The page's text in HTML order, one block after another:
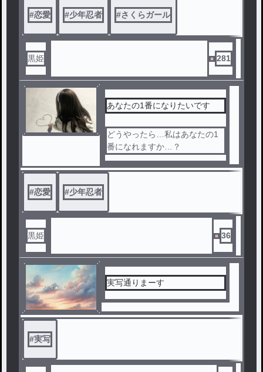
#恋愛 #少年忍者 #さくらガール
黒姫 281
あなたの1番になりたいです
どうやったら…私はあなたの1
番になれますか…？
#恋愛 #少年忍者
黒姫 36
実写通りまーす
#実写